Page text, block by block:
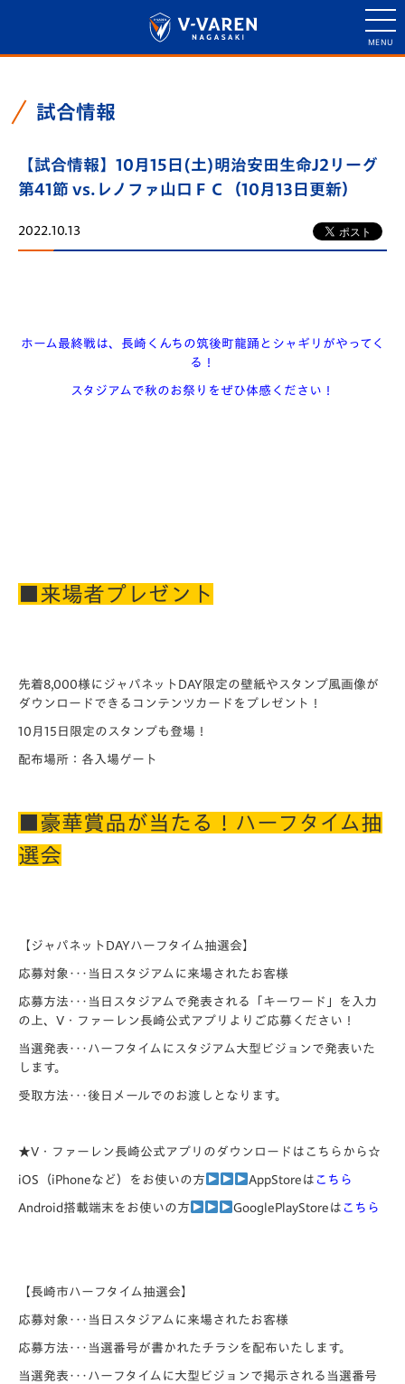
試合情報
【試合情報】10月15日(土)明治安田生命J2リーグ
第41節 vs.レノファ山口ＦＣ（10月13日更新）
2022.10.13
ホーム最終戦は、長崎くんちの筑後町龍踊 とシャギリがやってく
る！
スタジアムで秋のお祭りをぜひ体感ください！
■来場者プレゼント
先着8,000様にジャパネットDAY限定の壁紙やスタンプ風画像が
ダウンロードできるコンテンツカードをプレゼント！
10月15日限定のスタンプも登場！
配布場所：各入場ゲート
■豪華賞品が当たる！ハーフタイム抽
選会
【ジャパネットDAYハーフタイム抽選会】
応募対象･･･当日スタジアムに来場されたお客様
応募方法･･･当日スタジアムで発表される「キーワード」を入力
の上、V・ファーレン長崎公式アプリよりご応募ください！
当選発表･･･ハーフタイムにスタジアム大型ビジョンで発表いた
します。
受取方法･･･後日メールでのお渡しとなります。
★V・ファーレン長崎公式アプリのダウンロードはこちらから☆
iOS（iPhoneなど）をお使いの方 AppStoreは こちら
Android搭載端末をお使いの方 GooglePlayStoreは こちら
【長崎市ハーフタイム抽選会】
応募対象･･･当日スタジアムに来場されたお客様
応募方法･･･当選番号が書かれたチラシを配布いたします。
当選発表･･･ハーフタイムに大型ビジョンで掲示される当選番号